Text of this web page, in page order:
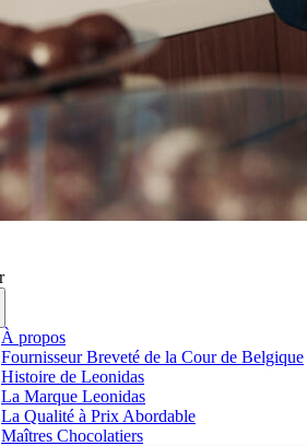
À propos
Fournisseur Breveté de la Cour de Belgique
Histoire de Leonidas
La Marque Leonidas
La Qualité à Prix Abordable
Maîtres Chocolatiers